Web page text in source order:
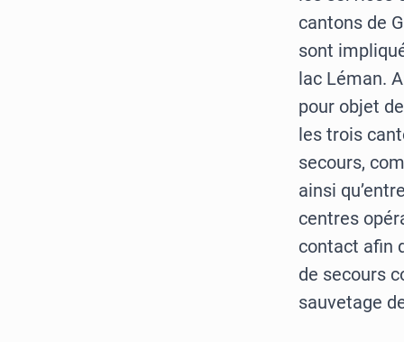
cantons de
sont
lac Léman.
pour objet
les trois
secours,
ainsi
centres
contact afin
de secours
sauvetage